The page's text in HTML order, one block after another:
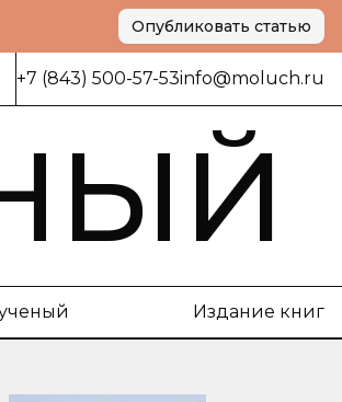
Опубликовать статью
+7 (843) 500-57-53info@moluch.ru
Издание книг